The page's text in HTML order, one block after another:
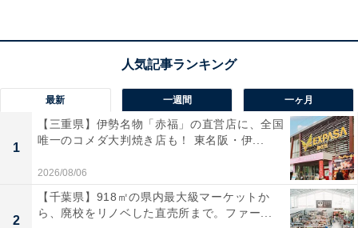
最新 一週間 一ヶ月
1
【三重県】伊勢名物「赤福」の直営店に、全国
唯一のコメダ大判焼き店も！ 東名阪・伊...
2026/08/06
2
【千葉県】918㎡の県内最大級マーケットか
ら、廃校をリノベした直売所まで。ファー...